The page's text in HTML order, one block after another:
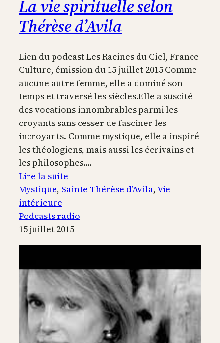
La vie spirituelle selon
Thérèse d’Avila
Lien du podcast Les Racines du Ciel, France
Culture, émission du 15 juillet 2015 Comme
aucune autre femme, elle a dominé son
temps et traversé les siècles.Elle a suscité
des vocations innombrables parmi les
croyants sans cesser de fasciner les
incroyants. Comme mystique, elle a inspiré
les théologiens, mais aussi les écrivains et
les philosophes.…
Lire la suite
La
spirituelle
selon
Thérèse
Mystique, Sainte Thérèse d’Avila, Vie
intérieure
Podcasts radio
15 juillet 2015